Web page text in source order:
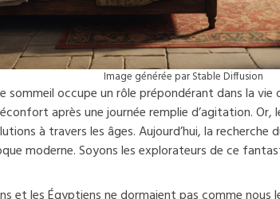
Image générée par Stable Diffusion
sommeil occupe un rôle prépondérant dans la vie
après une journée remplie d’agitation.
à travers les âges. Aujourd’hui, la recherche
moderne. Soyons les explorateurs de ce